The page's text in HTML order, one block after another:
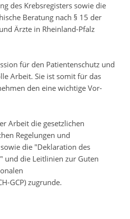
des Krebsregisters sowie die
Beratung nach § 15 der
Ärzte in Rheinland-Pfalz
für den Patientenschutz und
Arbeit. Sie ist somit für das
den eine wichtige Vor-
Arbeit die gesetzlichen
Regelungen und
die "Deklaration des
und die Leitlinien zur Guten
GCP) zugrunde.